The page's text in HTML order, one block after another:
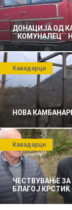
ДОНАЦИЈА ОД
``КОМУНАЛЕЦ``
ПРЕТПРИЈАТИЕ
НОВА
Кавадарци
ЧЕСТВУВАЊЕ
БЛАГОЈ КРСТИЌ
Кавадарци